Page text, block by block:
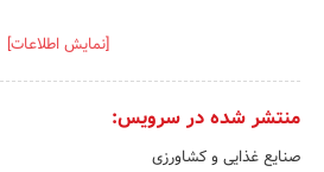
[نمایش اطلاعات]
منتشر شده در سرویس:
صنایع غذایی و کشاورزی